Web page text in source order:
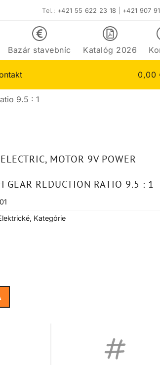
Tel.: +421 55 622 23 18 +421 907
Bazár stavebníc Katalóg 2026
0,00
9.5 : 1
MOTOR 9V POWER
GEAR REDUCTION RATIO 9.5 : 1
, Kategórie